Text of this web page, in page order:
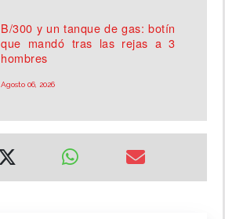
B/300 y un tanque de gas: botín
que mandó tras las rejas a 3
hombres
Agosto 06, 2026